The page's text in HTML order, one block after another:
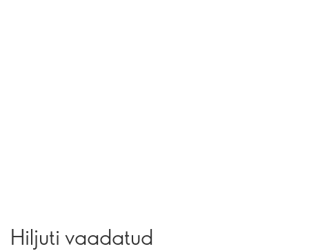
Hiljuti vaadatud